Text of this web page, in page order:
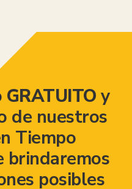
GRATUITO y
de nuestros
Tiempo
brindaremos
posibles